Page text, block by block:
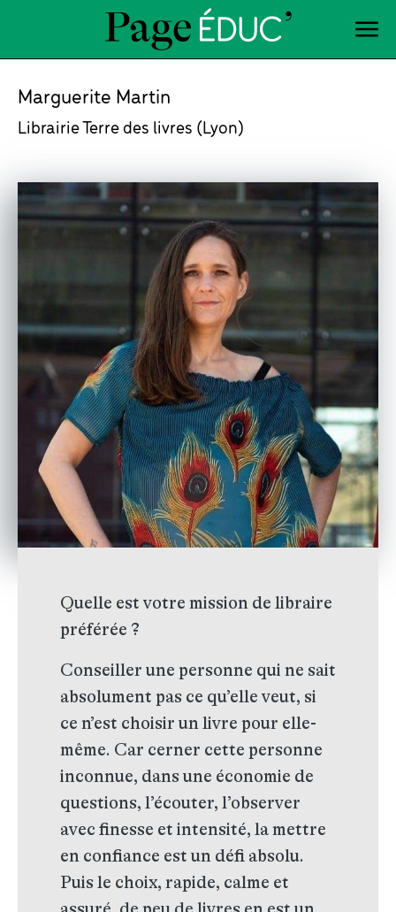
Marguerite Martin
Librairie Terre des livres (Lyon)
Quelle est votre mission de libraire
préférée ?
Conseiller une personne qui ne sait
absolument pas ce qu’elle veut, si
ce n’est choisir un livre pour elle-
même. Car cerner cette personne
inconnue, dans une économie de
questions, l’écouter, l’observer
avec finesse et intensité, la mettre
en confiance est un défi absolu.
Puis le choix, rapide, calme et